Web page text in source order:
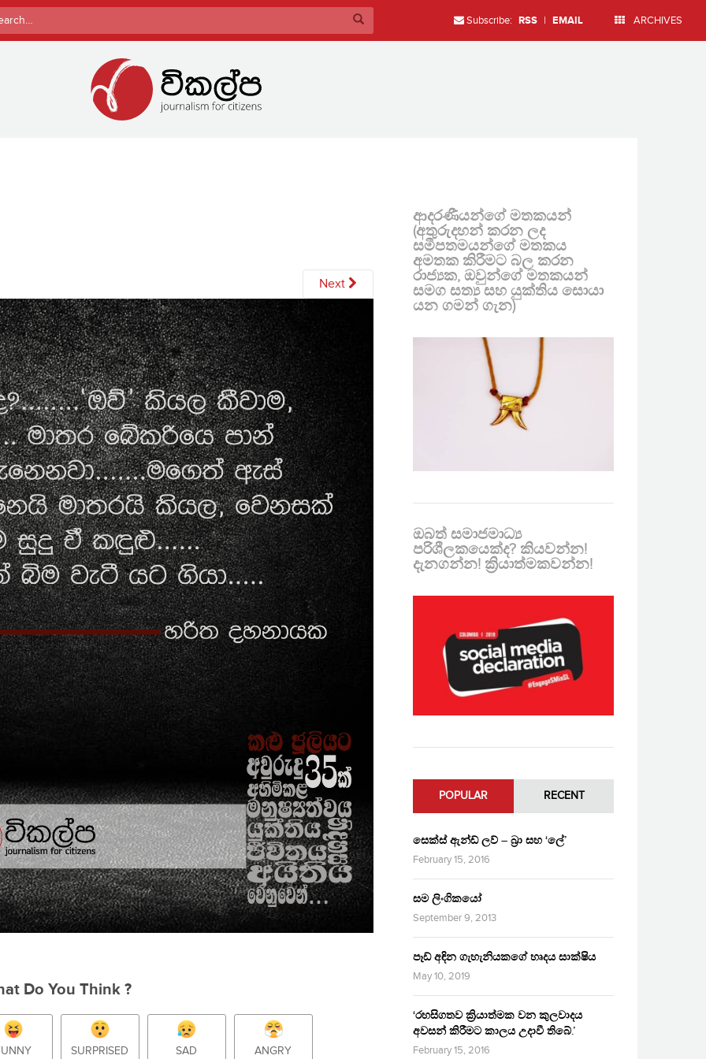
Subscribe: RSS | EMAIL ARCHIVES
Next
Do You Think ?
SURPRISED SAD ANGRY
ආදරණීයන්ගේ මතකයන්
(අතුරුදහන් කරන ලද
සමීපතමයන්ගේ මතකය
අමතක කිරීමට බල කරන
රාජ්‍යක, ඔවුන්ගේ මතකයන්
සමග සත්‍ය සහ යුක්තිය සොයා
යන ගමන් ගැන)
ඔබත් සමාජමාධ්‍ය
පරිශීලකයෙක්ද? කියවන්න!
දැනගන්න! ක්‍රියාත්මකවන්න!
POPULAR RECENT
සෙක්ස් ඇන්ඩ් ලව් – බ්‍රා සහ ‘ලේ’
February 15, 2016
සම ලිංගිකයෝ
September 9, 2013
පෑඩ් අඳින ගැහැනියකගේ හෘදය සාක්ෂිය
May 10, 2019
‘රහසිගතව ක්‍රියාත්මක වන කුලවාදය
අවසන් කිරීමට කාලය උදාවී තිබේ.’
February 15, 2016